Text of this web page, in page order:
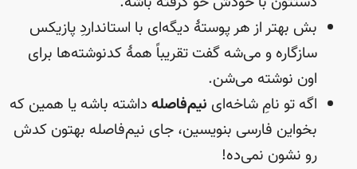
بش بهتر از هر پوستهٔ دیگه‌ای با استانداردِ پازیکس
سازگاره و می‌شه گفت تقریباً همهٔ کدنوشته‌ها برای
اون نوشته می‌شن.
اگه تو نامِ شاخه‌ای نیم‌فاصلهداشته باشه یا همین که
بخواین فارسی بنویسین، جای نیم‌فاصله بهتون کدش
رو نشون نمی‌ده!